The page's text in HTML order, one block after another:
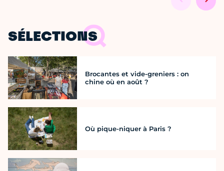
SÉLECTIONS
Brocantes et vide-greniers : on
chine où en août ?
Où pique-niquer à Paris ?